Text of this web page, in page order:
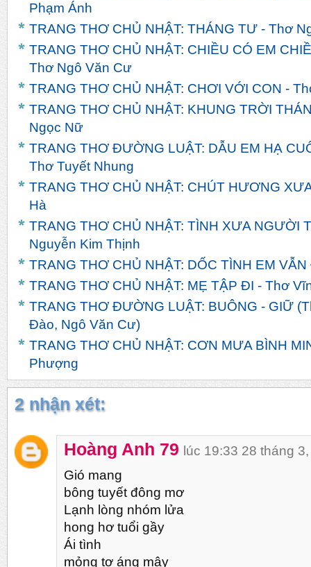
Phạm Ánh
TRANG THƠ CHỦ NHẬT: THÁNG TƯ - Thơ
TRANG THƠ CHỦ NHẬT: CHIỀU CÓ EM
Thơ Ngô Văn Cư
TRANG THƠ CHỦ NHẬT: CHƠI VỚI CON -
TRANG THƠ CHỦ NHẬT: KHUNG TRỜI
Ngọc Nữ
TRANG THƠ ĐƯỜNG LUẬT: DẪU EM HẠ
Thơ Tuyết Nhung
TRANG THƠ CHỦ NHẬT: CHÚT HƯƠNG
Hà
TRANG THƠ CHỦ NHẬT: TÌNH XƯA NGƯỜI
Nguyễn Kim Thịnh
TRANG THƠ CHỦ NHẬT: DỐC TÌNH EM
TRANG THƠ CHỦ NHẬT: MẸ TẬP ĐI - Thơ
TRANG THƠ ĐƯỜNG LUẬT: BUÔNG - GIỮ
Đào, Ngô Văn Cư)
TRANG THƠ CHỦ NHẬT: CƠN MƯA BÌNH
Phượng
2 nhận xét:
Hoàng Anh 79 lúc 19:33 28 tháng
Gió mang
bông tuyết đông mơ
Lạnh lòng nhóm lửa
hong hơ tuổi gầy
Ái tình
mỏng tợ áng mây